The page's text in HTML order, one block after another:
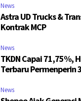
News
Astra UD Trucks &
Kontrak MCP
News
TKDN Capai 71,75%,
Terbaru Permenperin
News